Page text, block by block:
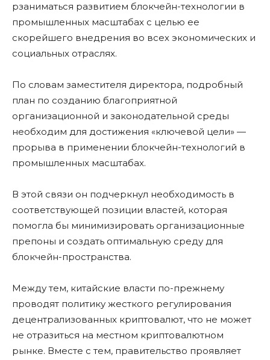
рзаниматься развитием блокчейн-технологии в
промышленных масштабах с целью ее
скорейшего внедрения во всех экономических и
социальных отраслях.
По словам заместителя директора, подробный
план по созданию благоприятной
организационной и законодательной среды
необходим для достижения «ключевой цели» —
прорыва в применении блокчейн-технологий в
промышленных масштабах.
В этой связи он подчеркнул необходимость в
соответствующей позиции властей, которая
помогла бы минимизировать организационные
препоны и создать оптимальную среду для
блокчейн-пространства.
Между тем, китайские власти по-прежнему
проводят политику жесткого регулирования
децентрализованных криптовалют, что не может
не отразиться на местном криптовалютном
рынке. Вместе с тем, правительство проявляет